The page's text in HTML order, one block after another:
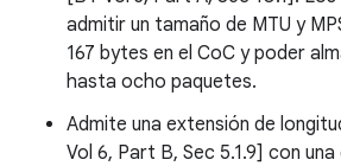
admitir un tamaño de MTU y
167 bytes en el CoC y poder
hasta ocho paquetes.
Admite una extensión de
Vol 6, Part B, Sec 5.1.9] con